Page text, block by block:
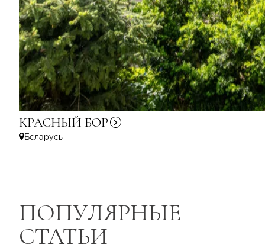
КРАСНЫЙ БОР
Бєларусь
ПОПУЛЯРНЫЕ
СТАТЬИ